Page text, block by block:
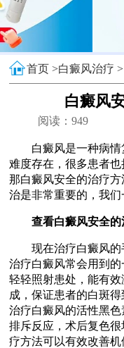
首页 >白癜风治疗 >
白癜风
阅读： 949
白癜风是一种病情
难度存在，很多患者也
那白癜风安全的治疗
治是非常重要的，我们
查看白癜风安全的
现在治疗白癜风的
治疗白癜风常会用到
轻轻照射患处，能有
成，保证患者的白斑
治疗白癜风的活性黑
排斥反应，术后复色
疗方法可以有效改善